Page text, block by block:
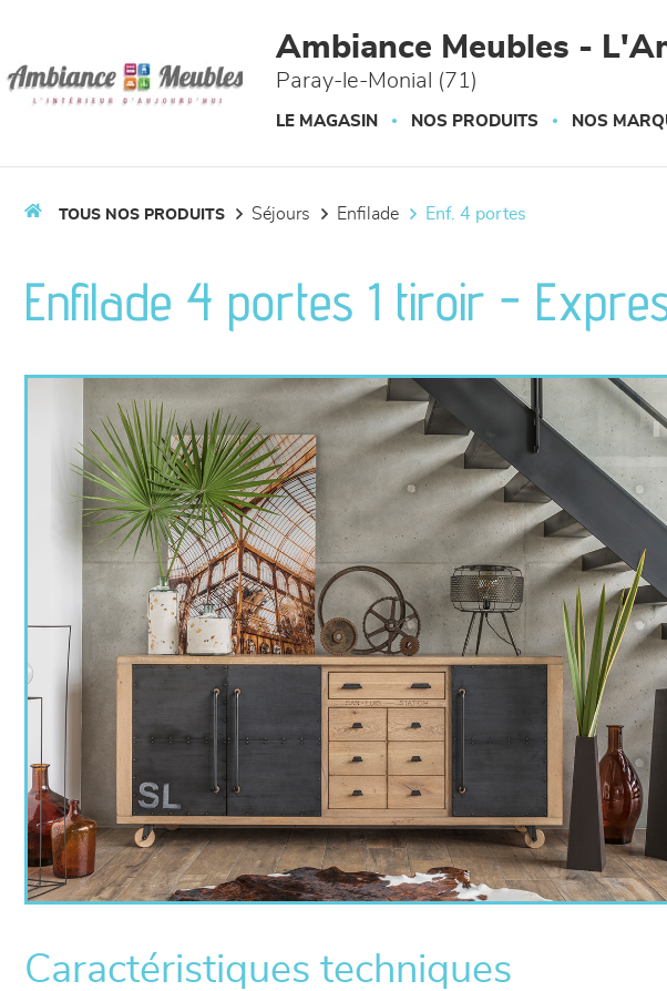
Ambiance Meubles -
Paray-le-Monial (71)
LE MAGASIN NOS PRODUITS NOS
TOUS NOS PRODUITS séjours enfilade enf. 4 portes
Enfilade 4 portes 1 tiroir -
Caractéristiques techniques